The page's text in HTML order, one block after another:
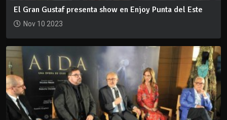
El Gran Gustaf presenta show en Enjoy Punta del Este
Nov 10 2023